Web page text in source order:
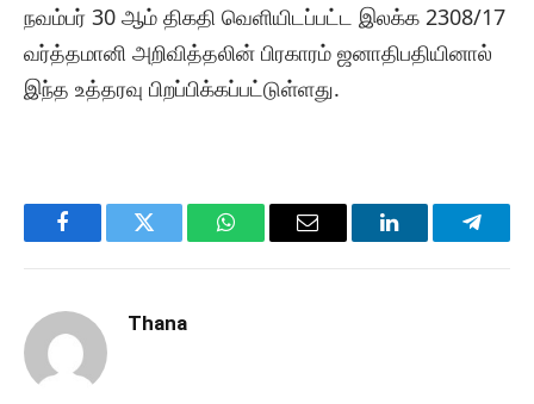
நவம்பர் 30 ஆம் திகதி வெளியிடப்பட்ட இலக்க 2308/17
வர்த்தமானி அறிவித்தலின் பிரகாரம் ஜனாதிபதியினால்
இந்த உத்தரவு பிறப்பிக்கப்பட்டுள்ளது.
FacebookTwitter WhatsAppEmail LinkedIn
Thana